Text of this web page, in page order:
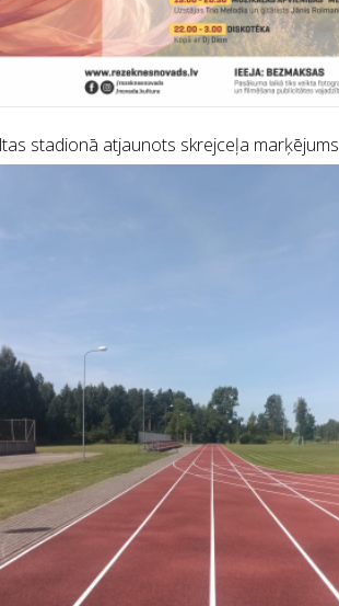
stadionā atjaunots skrejceļa marķējums